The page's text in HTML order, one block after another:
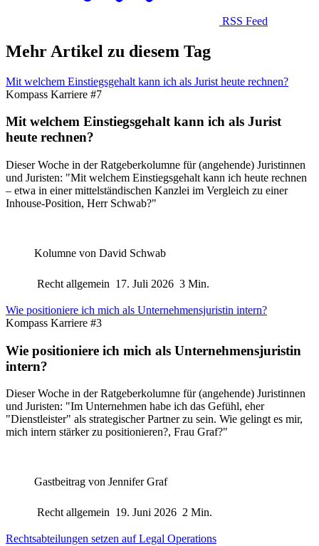
RSS Feed
Mehr Artikel zu diesem Tag
Mit welchem Einstiegsgehalt kann ich als Jurist heute rechnen?
Kompass Karriere #7
Mit welchem Einstiegsgehalt kann ich als Jurist
heute rechnen?
Dieser Woche in der Ratgeberkolumne für (angehende) Juristinnen
und Juristen: "Mit welchem Einstiegsgehalt kann ich heute rechnen
– etwa in einer mittelständischen Kanzlei im Vergleich zu einer
Inhouse-Position, Herr Schwab?"
Kolumne von David Schwab
Recht allgemein 17. Juli 2026 3 Min.
Wie positioniere ich mich als Unternehmensjuristin intern?
Kompass Karriere #3
Wie positioniere ich mich als Unternehmensjuristin
intern?
Dieser Woche in der Ratgeberkolumne für (angehende) Juristinnen
und Juristen: "Im Unternehmen habe ich das Gefühl, eher
"Dienstleister" als strategischer Partner zu sein. Wie gelingt es mir,
mich intern stärker zu positionieren?, Frau Graf?"
Gastbeitrag von Jennifer Graf
Recht allgemein 19. Juni 2026 2 Min.
Rechtsabteilungen setzen auf Legal Operations